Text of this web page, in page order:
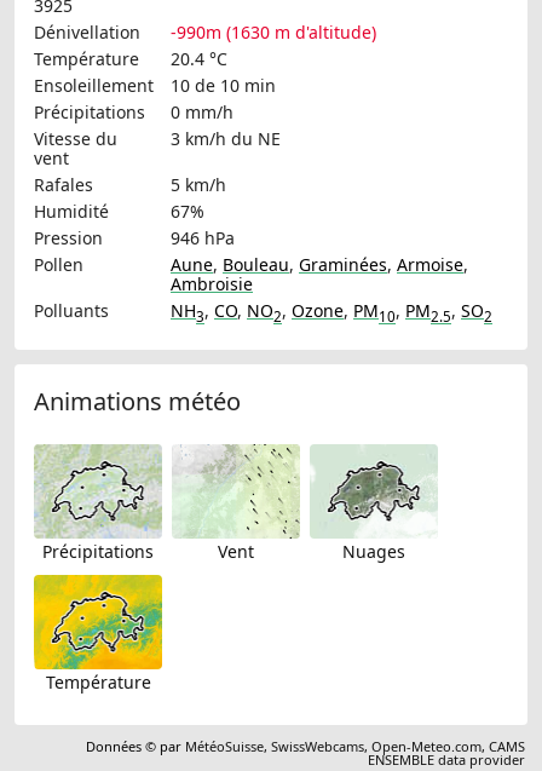
3925
Dénivellation
-990m (1630 m d'altitude)
Température
20.4 °C
Ensoleillement
10 de 10 min
Précipitations
0 mm/h
Vitesse du
vent
3 km/h du NE
Rafales
5 km/h
Humidité
67%
Pression
946 hPa
Pollen
Aune, Bouleau, Graminées, Armoise,
Ambroisie
Polluants
NH3, CO, NO2, Ozone, PM10, PM2.5, SO2
Animations météo
Précipitations Vent Nuages
Température
Données © par MétéoSuisse,SwissWebcams,Open-Meteo.com,CAMS
ENSEMBLE data provider